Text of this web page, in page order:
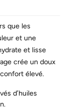
que les
et une
et lisse
crée un doux
élevé.
d’huiles